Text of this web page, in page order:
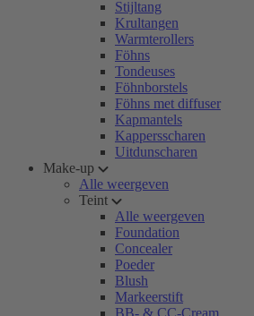
Stijltang
Krultangen
Warmterollers
Föhns
Tondeuses
Föhnborstels
Föhns met diffuser
Kapmantels
Kappersscharen
Uitdunscharen
Make-up
Alle weergeven
Teint
Alle weergeven
Foundation
Concealer
Poeder
Blush
Markeerstift
BB- & CC-Cream